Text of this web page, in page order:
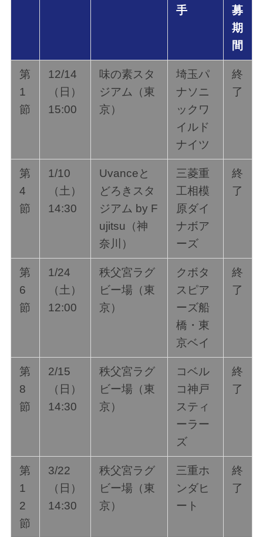
手
募
期
間
第
1
節
12/14
（日）
15:00
味の素スタ
ジアム（東
京）
埼玉パ
ナソニ
ックワ
イルド
ナイツ
終
了
第
4
節
1/10
（土）
14:30
Uvanceと
どろきスタ
ジアム by F
ujitsu（神
奈川）
三菱重
工相模
原ダイ
ナボア
ーズ
終
了
第
6
節
1/24
（土）
12:00
秩父宮ラグ
ビー場（東
京）
クボタ
スピア
ーズ船
橋・東
京ベイ
終
了
第
8
節
2/15
（日）
14:30
秩父宮ラグ
ビー場（東
京）
コベル
コ神戸
スティ
ーラー
ズ
終
了
第
1
2
節
3/22
（日）
14:30
秩父宮ラグ
ビー場（東
京）
三重ホ
ンダヒ
ート
終
了